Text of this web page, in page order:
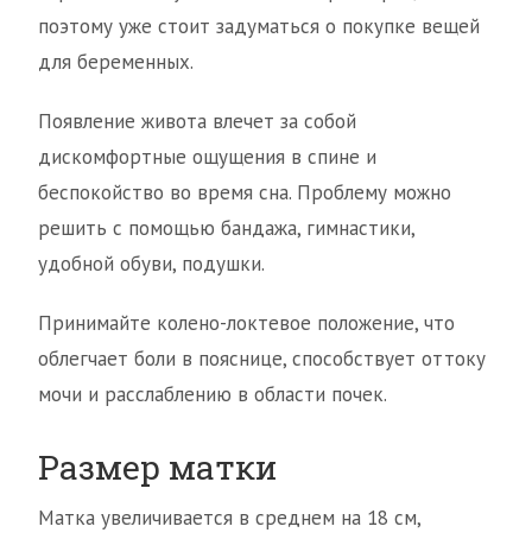
поэтому уже стоит задуматься о покупке вещей
для беременных.
Появление живота влечет за собой
дискомфортные ощущения в спине и
беспокойство во время сна. Проблему можно
решить с помощью бандажа, гимнастики,
удобной обуви, подушки.
Принимайте колено-локтевое положение, что
облегчает боли в пояснице, способствует оттоку
мочи и расслаблению в области почек.
Размер матки
Матка увеличивается в среднем на 18 см,